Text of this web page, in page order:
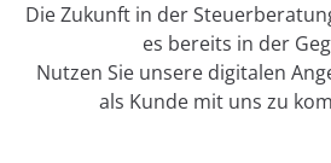
Die Zukunft in der
es bereits in der
Nutzen Sie unsere digitalen
als Kunde mit uns zu